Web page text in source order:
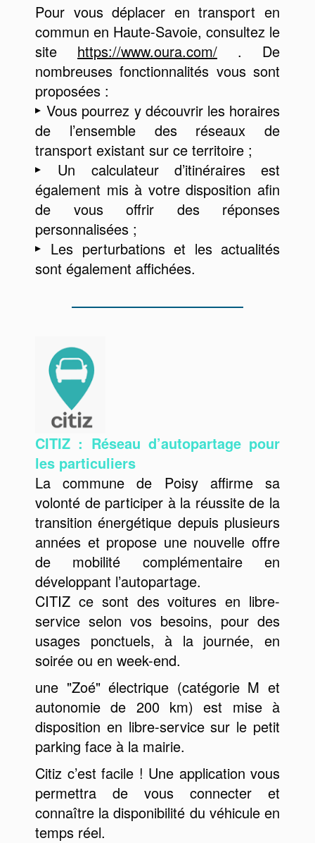
Pour vous déplacer en transport en
commun en Haute-Savoie, consultez le
site https://www.oura.com/ . De
nombreuses fonctionnalités vous sont
proposées :
Vous pourrez y découvrir les horaires
de l’ensemble des réseaux de
transport existant sur ce territoire ;
Un calculateur d’itinéraires est
également mis à votre disposition afin
de vous offrir des réponses
personnalisées ;
Les perturbations et les actualités
sont également affichées.
CITIZ : Réseau d’autopartage pour
les particuliers
La commune de Poisy affirme sa
volonté de participer à la réussite de la
transition énergétique depuis plusieurs
années et propose une nouvelle offre
de mobilité complémentaire en
développant l’autopartage.
CITIZ ce sont des voitures en libre-
service selon vos besoins, pour des
usages ponctuels, à la journée, en
soirée ou en week-end.
une "Zoé" électrique (catégorie M et
autonomie de 200 km) est mise à
disposition en libre-service sur le petit
parking face à la mairie.
Citiz c’est facile ! Une application vous
permettra de vous connecter et
connaître la disponibilité du véhicule en
temps réel.